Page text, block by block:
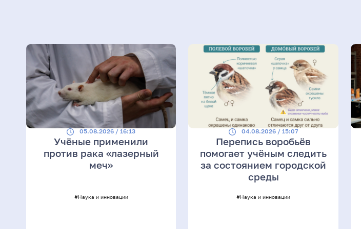
05.08.2026 / 16:13
Учёные применили
против рака «лазерный
меч»
#Наука и инновации
04.08.2026 / 15:07
Перепись воробьёв
помогает учёным следить
за состоянием городской
среды
#Наука и инновации